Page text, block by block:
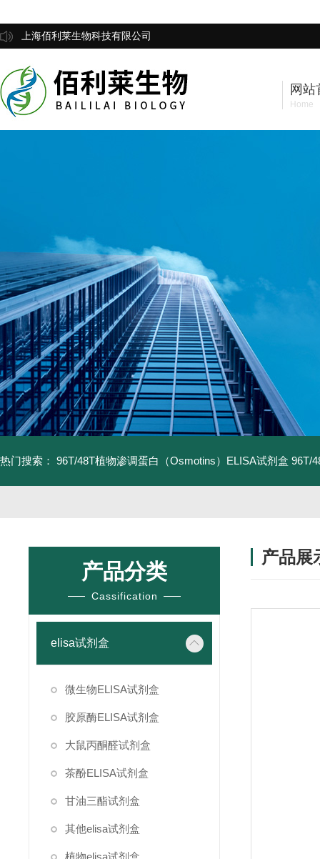
上海佰利莱生物科技有限公司
网站
Home
热门搜索： 96T/48T植物渗调蛋白（Osmotins）ELISA试剂盒 96T/
产品分类
Cassification
elisa试剂盒
微生物ELISA试剂盒
胶原酶ELISA试剂盒
大鼠丙酮醛试剂盒
茶酚ELISA试剂盒
甘油三酯试剂盒
其他elisa试剂盒
植物elisa试剂盒
产品展